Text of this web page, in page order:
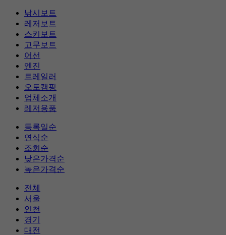
낚시보트
레저보트
스키보트
고무보트
어선
엔진
트레일러
오토캠핑
업체소개
레저용품
등록일순
연식순
조회순
낮은가격순
높은가격순
전체
서울
인천
경기
대전